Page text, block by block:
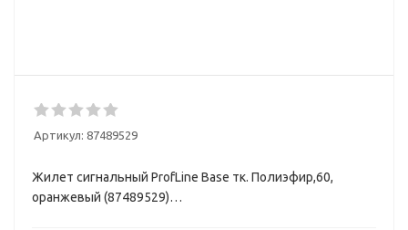
Артикул: 87489529
Жилет сигнальный ProfLine Base тк. Полиэфир,60,
оранжевый (87489529)